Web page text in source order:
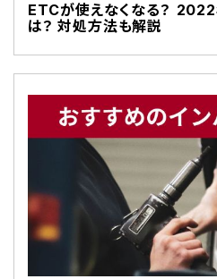
ETCが使えなくなる？
は？ 対処方法も解説